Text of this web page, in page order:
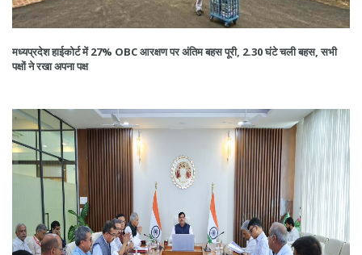
मध्यप्रदेश हाईकोर्ट में 27% OBC आरक्षण पर अंतिम बहस पूरी, 2.30 घंटे चली बहस, सभी
पक्षों ने रखा अपना पक्ष